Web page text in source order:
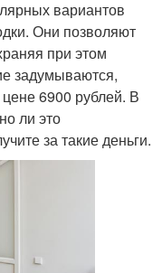
вариантов
Они позволяют
при этом
задумываются,
6900 рублей. В
ли это
за такие деньги.